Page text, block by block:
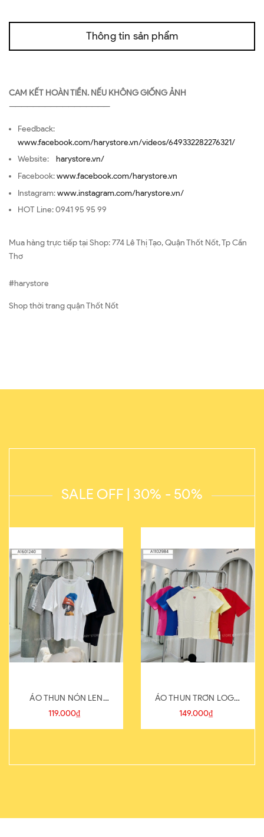
Thông tin sản phẩm
CAM KẾT HOÀN TIỀN. NẾU KHÔNG GIỐNG ẢNH
—————————————————
Feedback:
www.facebook.com/harystore.vn/videos/649332282276321/
Website: harystore.vn/
Facebook:www.facebook.com/harystore.vn
Instagram:www.instagram.com/harystore.vn/
HOT Line: 0941 95 95 99
Mua hàng trực tiếp tại Shop: 774 Lê Thị Tạo, Quận Thốt Nốt, Tp Cần
Thơ
#harystore
Shop thời trang quận Thốt Nốt
SALE OFF | 30% - 50%
ÁO THUN NÓN LEN
821-1
119.000₫
ÁO THUN TRƠN LOGO
SAU
149.000₫